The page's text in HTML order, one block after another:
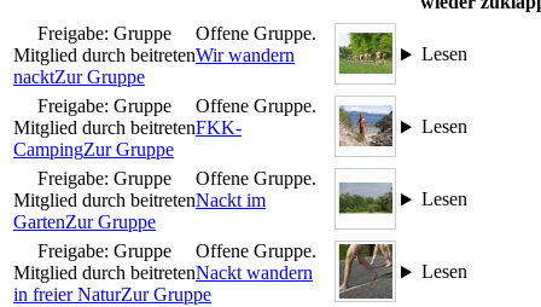
Freigabe: Gruppe
Offene Gruppe.
Mitglied durch beitretenWir wandern
nacktZur Gruppe
Lesen
Freigabe: Gruppe
Offene Gruppe.
Mitglied durch beitretenFKK-
CampingZur Gruppe
Lesen
Freigabe: Gruppe
Offene Gruppe.
Mitglied durch beitretenNackt im
GartenZur Gruppe
Lesen
Freigabe: Gruppe
Offene Gruppe.
Mitglied durch beitretenNackt wandern
in freier NaturZur Gruppe
Lesen